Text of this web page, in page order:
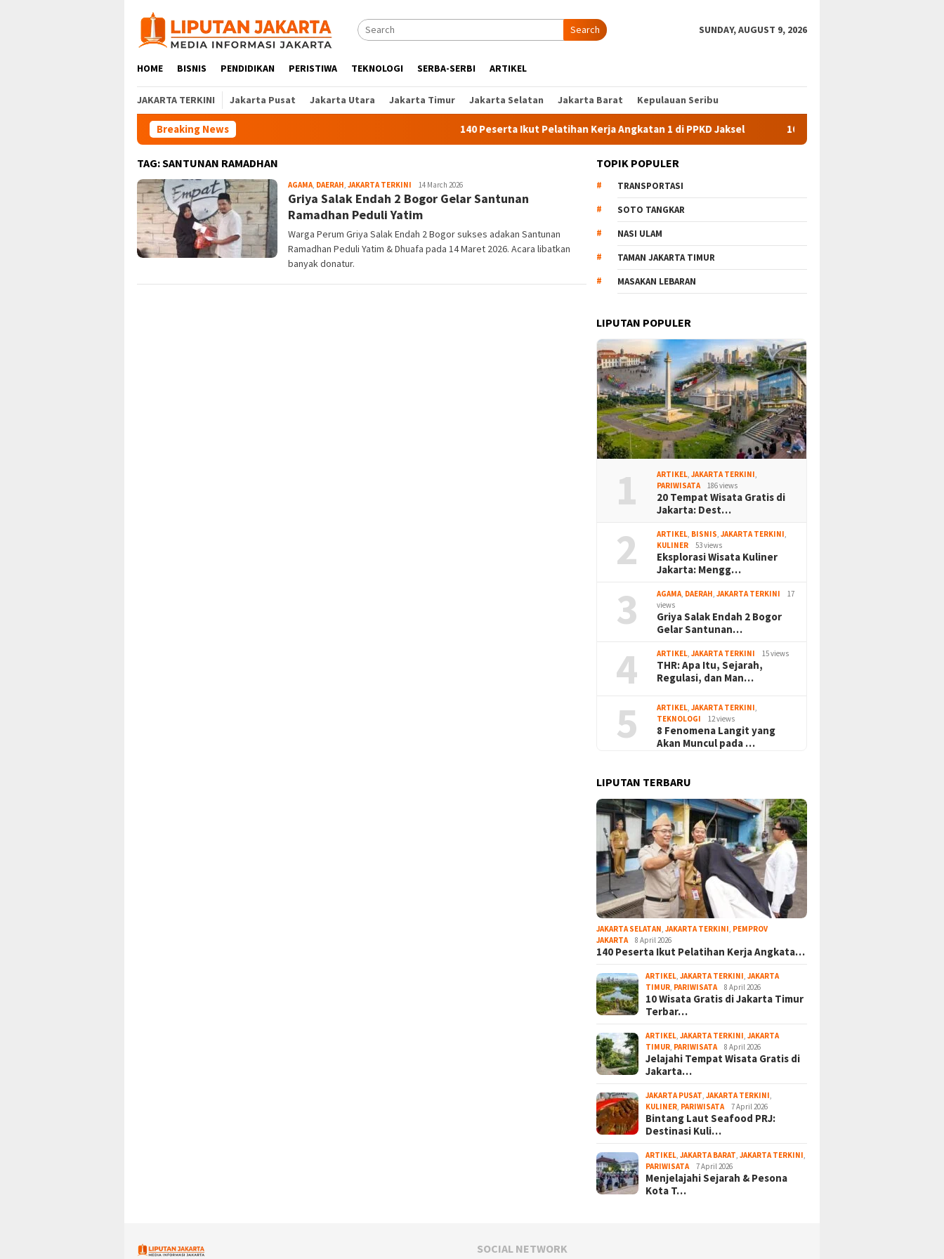
content
Search SUNDAY, AUGUST 9, 2026
HOME BISNIS PENDIDIKAN PERISTIWA TEKNOLOGI SERBA-SERBI ARTIKEL
JAKARTA TERKINI Jakarta Pusat Jakarta Utara Jakarta Timur Jakarta Selatan Jakarta Barat Kepulauan Seribu
Breaking News 140 Peserta Ikut Pelatihan Kerja Angkatan 1 di PPKD Jaksel 10 Wisata Gratis di Jakarta Timur
TAG:SANTUNAN RAMADHAN
AGAMA, DAERAH, JAKARTA TERKINI Liputan
Jakarta
14 March 2026
Griya Salak Endah 2 Bogor Gelar Santunan
Ramadhan Peduli Yatim
Warga Perum Griya Salak Endah 2 Bogor sukses adakan Santunan
Ramadhan Peduli Yatim & Dhuafa pada 14 Maret 2026. Acara libatkan
banyak donatur.
TOPIK POPULER
TRANSPORTASI
SOTO TANGKAR
NASI ULAM
TAMAN JAKARTA TIMUR
MASAKAN LEBARAN
LIPUTAN POPULER
1 ARTIKEL ,JAKARTA TERKINI
PARIWISATA
186 views
20 Tempat Wisata Gratis di
Jakarta: Dest…
2 ARTIKEL BISNIS ,JAKARTA TERKINI
KULINER
53 views
Eksplorasi Wisata Kuliner
Jakarta: Mengg…
3 AGAMA DAERAH ,JAKARTA TERKINI
17
views
Griya Salak Endah 2 Bogor
Gelar Santunan…
4 ARTIKEL ,JAKARTA TERKINI 15 views
THR: Apa Itu, Sejarah,
Regulasi, dan Man…
5 ARTIKEL ,JAKARTA TERKINI
TEKNOLOGI
12 views
8 Fenomena Langit yang
Akan Muncul pada …
LIPUTAN TERBARU
JAKARTA SELATAN ,JAKARTA TERKINI PEMPROV
JAKARTA
8 April 2026
140 Peserta Ikut Pelatihan Kerja Angkata…
ARTIKEL ,JAKARTA TERKINI ,JAKARTA
TIMUR PARIWISATA 8 April 2026
10 Wisata Gratis di Jakarta Timur
Terbar…
ARTIKEL ,JAKARTA TERKINI ,JAKARTA
TIMUR PARIWISATA 8 April 2026
Jelajahi Tempat Wisata Gratis di
Jakarta…
JAKARTA PUSAT ,JAKARTA TERKINI
KULINER PARIWISATA 7 April 2026
Bintang Laut Seafood PRJ:
Destinasi Kuli…
ARTIKEL ,JAKARTA BARAT ,JAKARTA TERKINI
PARIWISATA
7 April 2026
Menjelajahi Sejarah & Pesona
Kota T…
SOCIAL NETWORK